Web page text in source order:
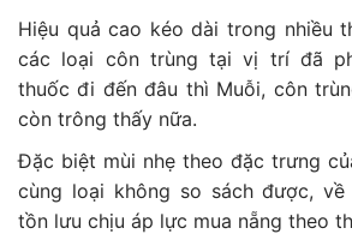
Hiệu quả cao kéo dài trong nhiều
các loại côn trùng tại vị trí đã
thuốc đi đến đâu thì Muỗi, côn
còn trông thấy nữa.
Đặc biệt mùi nhẹ theo đặc trưng
cùng loại không so sách được,
tồn lưu chịu áp lực mua nẵng theo